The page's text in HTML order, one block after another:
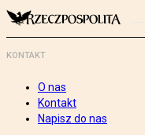
KONTAKT
O nas
Kontakt
Napisz do nas